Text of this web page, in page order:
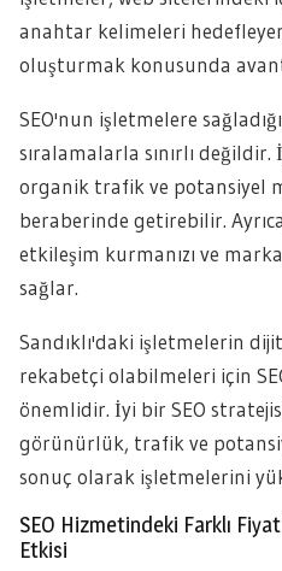
anahtar kelimeleri
oluşturmak konusunda
SEO'nun işletmelere
sıralamalarla sınırlı
organik trafik ve potansiyel
beraberinde getirebilir.
etkileşim kurmanızı ve
sağlar.
Sandıklı'daki işletmelerin
rekabetçi olabilmeleri için
önemlidir. İyi bir SEO
görünürlük, trafik ve
sonuç olarak işletmelerini
SEO Hizmetindeki Farklı Fiyat
Etkisi